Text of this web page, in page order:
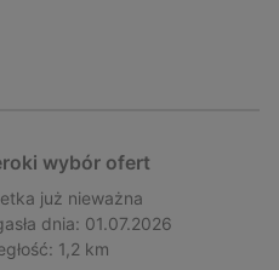
wybór ofert
już nieważna
dnia: 01.07.2026
1,2 km